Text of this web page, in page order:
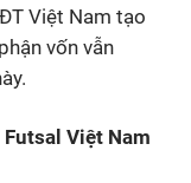
Việt Nam tạo
vốn vẫn
Việt Nam